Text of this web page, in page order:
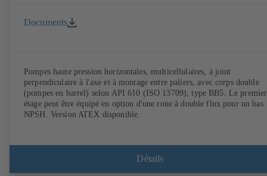
Documents
Pompes haute pression horizontales, multicellulaires, à joint
perpendiculaire à l'axe et à montage entre paliers, avec corps double
(pompes en barrel) selon API 610 (ISO 13709), type BB5. Le premier
étage peut être équipé en option d'une roue à double flux pour un bas
NPSH. Version ATEX disponible.
Détails